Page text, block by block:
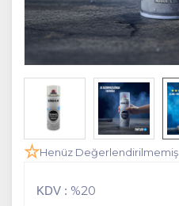
Henüz Değerlendirilmemiş
KDV : %20